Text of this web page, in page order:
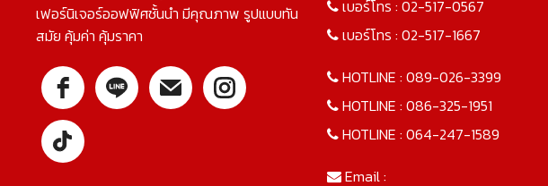
เฟอร์นิเจอร์ออฟฟิศชั้นนำ มีคุณภาพ รูปแบบทัน
สมัย คุ้มค่า คุ้มราคา
เบอร์โทร : 02-517-0567
เบอร์โทร : 02-517-1667
HOTLINE : 089-026-3399
HOTLINE : 086-325-1951
HOTLINE : 064-247-1589
Email :